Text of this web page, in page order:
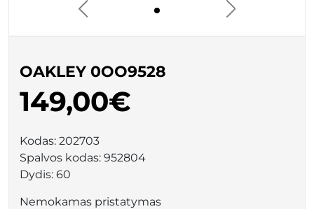
OAKLEY 0OO9528
149,00€
Kodas: 202703
Spalvos kodas: 952804
Dydis: 60
Nemokamas pristatymas